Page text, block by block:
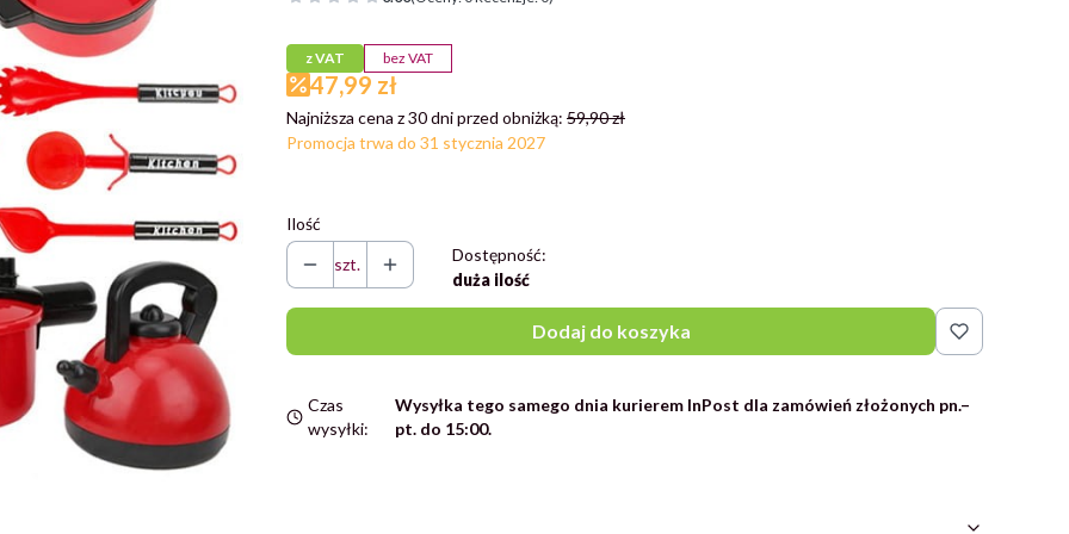
z VAT bez VAT
47,99 zł
Najniższa cena z 30 dni przed obniżką: 59,90 zł
Promocja trwa do 31 stycznia 2027
Ilość
szt.
Dostępność:
duża ilość
Dodaj do koszyka
Czas
wysyłki:
Wysyłka tego samego dnia kurierem InPost dla zamówień złożonych pn.–
pt. do 15:00.